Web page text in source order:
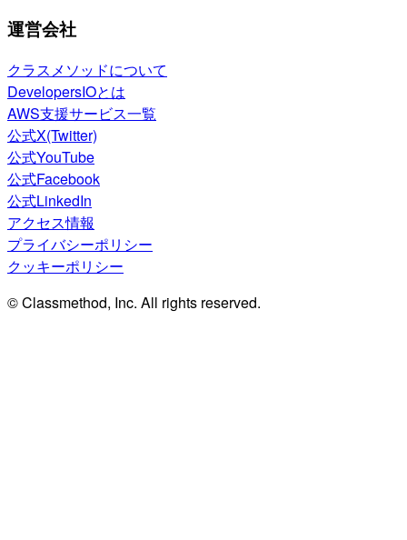
運営会社
クラスメソッドについて
DevelopersIOとは
AWS支援サービス一覧
公式X(Twitter)
公式YouTube
公式Facebook
公式LinkedIn
アクセス情報
プライバシーポリシー
クッキーポリシー
© Classmethod, Inc. All rights reserved.